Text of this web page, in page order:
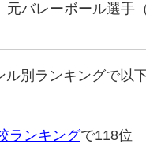
バレーボール選手
別ランキングで以
ランキングで118位